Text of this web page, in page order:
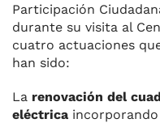
Participación
durante su visita al
cuatro actuaciones
han sido:
La renovación del
eléctrica